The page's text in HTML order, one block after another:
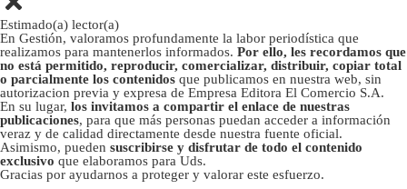
Estimado(a) lector(a)
En Gestión, valoramos profundamente la labor periodística que
realizamos para mantenerlos informados. Por ello, les recordamos que
no está permitido, reproducir, comercializar, distribuir, copiar total
o parcialmente los contenidos que publicamos en nuestra web, sin
autorizacion previa y expresa de Empresa Editora El Comercio S.A.
En su lugar, los invitamos a compartir el enlace de nuestras
publicaciones, para que más personas puedan acceder a información
veraz y de calidad directamente desde nuestra fuente oficial.
Asimismo, pueden suscribirse y disfrutar de todo el contenido
exclusivo que elaboramos para Uds.
Gracias por ayudarnos a proteger y valorar este esfuerzo.